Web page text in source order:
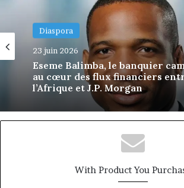
Diaspora
10 juin 2026
Asong Suh: The Cameroonian
Bringing Artificial Intelligence
Infrastructure
With Product You